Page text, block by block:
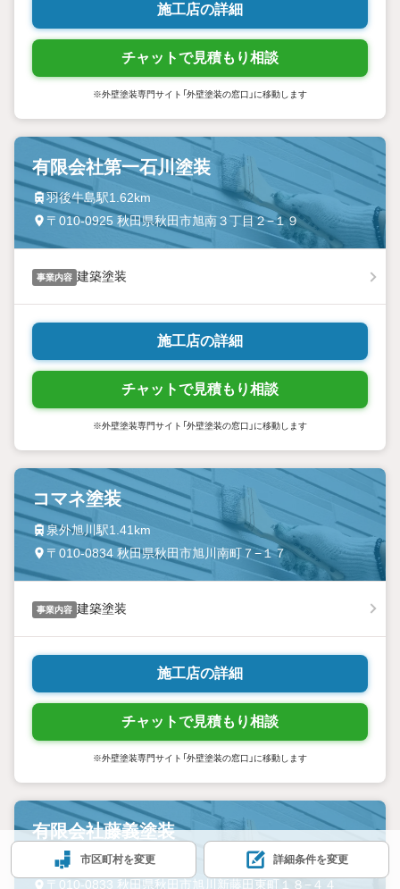
施工店の詳細
チャットで見積もり相談
※外壁塗装専門サイト「外壁塗装の窓口」に移動します
有限会社第一石川塗装
羽後牛島駅1.62km
〒010-0925 秋田県秋田市旭南３丁目２−１９
事業内容 建築塗装
施工店の詳細
チャットで見積もり相談
※外壁塗装専門サイト「外壁塗装の窓口」に移動します
コマネ塗装
泉外旭川駅1.41km
〒010-0834 秋田県秋田市旭川南町７−１７
事業内容 建築塗装
施工店の詳細
チャットで見積もり相談
※外壁塗装専門サイト「外壁塗装の窓口」に移動します
有限会社藤義塗装
泉外旭川駅1.55km
〒010-0833 秋田県秋田市旭川新藤田東町１８−４４
市区町村を変更 詳細条件を変更